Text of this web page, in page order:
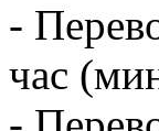
-
час